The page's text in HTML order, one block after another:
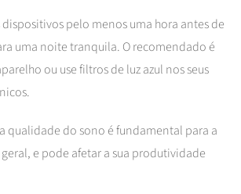
dispositivos pelo menos uma hora antes de
uma noite tranquila. O recomendado é
ou use filtros de luz azul nos seus
qualidade do sono é fundamental para a
e pode afetar a sua produtividade